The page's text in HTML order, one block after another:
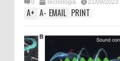
0 Tecnologia 21/09/2023
A+ A- EMAIL PRINT